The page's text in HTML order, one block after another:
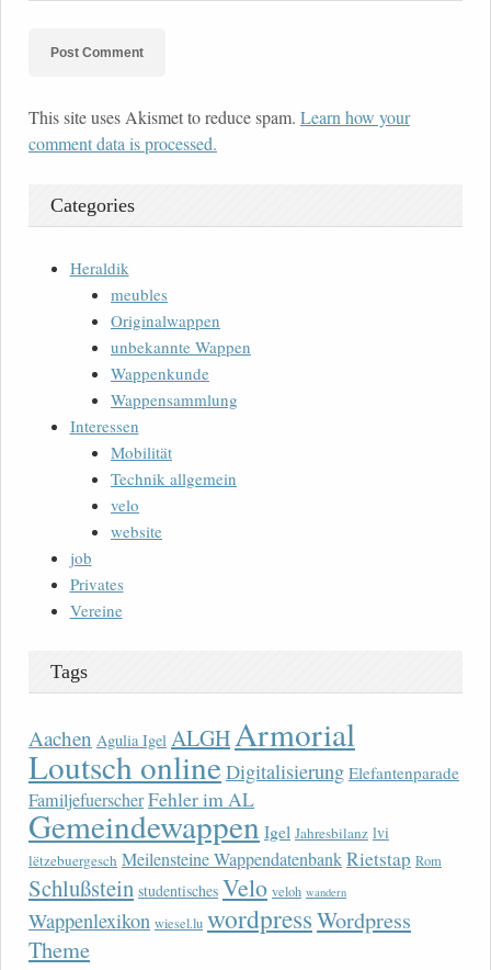
This site uses Akismet to reduce spam. Learn how your
comment data is processed.
Categories
Heraldik
meubles
Originalwappen
unbekannte Wappen
Wappenkunde
Wappensammlung
Interessen
Mobilität
Technik allgemein
velo
website
job
Privates
Vereine
Tags
Aachen Agulia Igel ALGH Armorial
Loutsch onlineDigitalisierung Elefantenparade
FamiljefuerscherFehler im AL
Gemeindewappen Igel Jahresbilanz lvi
lëtzebuergesch Meilensteine WappendatenbankRietstap Rom
Schlußstein studentisches Velo veloh wandern
Wappenlexikon wiesel.lu wordpressWordpress
Theme